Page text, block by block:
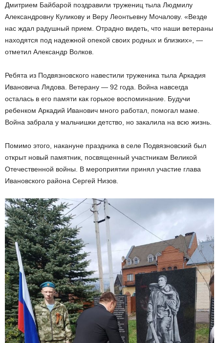
Дмитрием Байбарой поздравили тружениц тыла Людмилу
Александровну Куликову и Веру Леонтьевну Мочалову. «Везде
нас ждал радушный прием. Отрадно видеть, что наши ветераны
находятся под надежной опекой своих родных и близких», —
отметил Александр Волков.
Ребята из Подвязновского навестили труженика тыла Аркадия
Ивановича Лядова. Ветерану — 92 года. Война навсегда
осталась в его памяти как горькое воспоминание. Будучи
ребенком Аркадий Иванович много работал, помогал маме.
Война забрала у мальчишки детство, но закалила на всю жизнь.
Помимо этого, накануне праздника в селе Подвязновский был
открыт новый памятник, посвященный участникам Великой
Отечественной войны. В мероприятии принял участие глава
Ивановского района Сергей Низов.